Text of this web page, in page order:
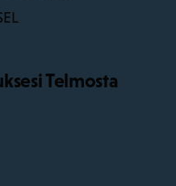
Telmosta